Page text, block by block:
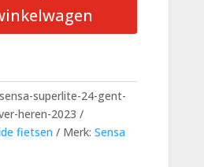
sensa-superlite-24-gent-
heren-2023
fietsen Merk: Sensa